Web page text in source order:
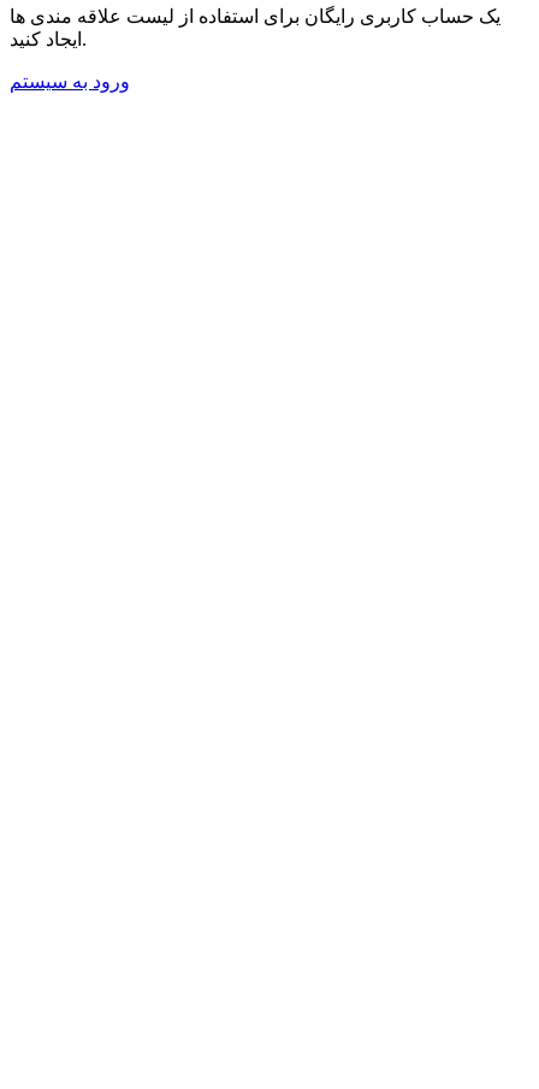
یک حساب کاربری رایگان برای استفاده از لیست علاقه مندی ها
ایجاد کنید.
ورود به سیستم